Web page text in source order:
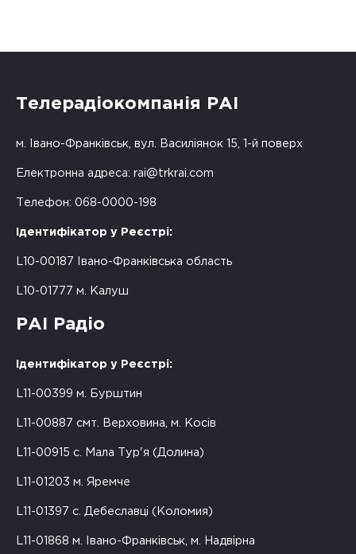
Телерадіокомпанія РАІ
м. Івано-Франківськ, вул. Василіянок 15, 1-й поверх
Електронна адреса: rai@trkrai.com
Телефон: 068-0000-198
Ідентифікатор у Реєстрі:
L10-00187 Івано-Франківська область
L10-01777 м. Калуш
РАІ Радіо
Ідентифікатор у Реєстрі:
L11-00399 м. Бурштин
L11-00887 смт. Верховина, м. Косів
L11-00915 с. Мала Тур'я (Долина)
L11-01203 м. Яремче
L11-01397 с. Дебеславці (Коломия)
L11-01868 м. Івано-Франківськ, м. Надвірна